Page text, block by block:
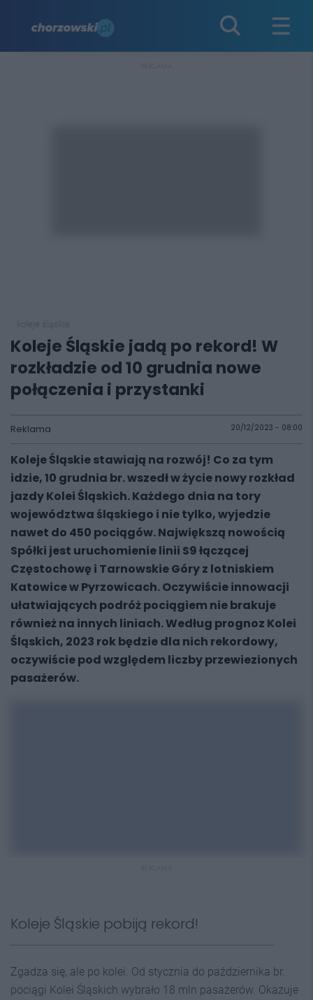
Koleje Śląskie jadą po rekord! W
rozkładzie od 10 grudnia nowe
połączenia i przystanki
Reklama 20/12/2023 - 08:00
Koleje Śląskie stawiają na rozwój! Co za tym
idzie, 10 grudnia br. wszedł w życie nowy rozkład
jazdy Kolei Śląskich. Każdego dnia na tory
województwa śląskiego i nie tylko, wyjedzie
nawet do 450 pociągów. Największą nowością
Spółki jest uruchomienie linii S9 łączącej
Częstochowę i Tarnowskie Góry z lotniskiem
Katowice w Pyrzowicach. Oczywiście innowacji
ułatwiających podróż pociągiem nie brakuje
również na innych liniach. Według prognoz Kolei
Śląskich, 2023 rok będzie dla nich rekordowy,
oczywiście pod względem liczby przewiezionych
pasażerów.
Koleje Śląskie pobiją rekord!
Zgadza się, ale po kolei. Od stycznia do października br.
pociągi Kolei Śląskich wybrało 18 mln pasażerów. Okazuje